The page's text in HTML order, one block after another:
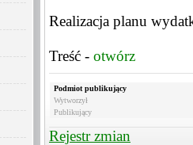
Realizacja planu
Treść - otwórz
Podmiot publikujący
Wytworzył
Publikujący
Rejestr zmian